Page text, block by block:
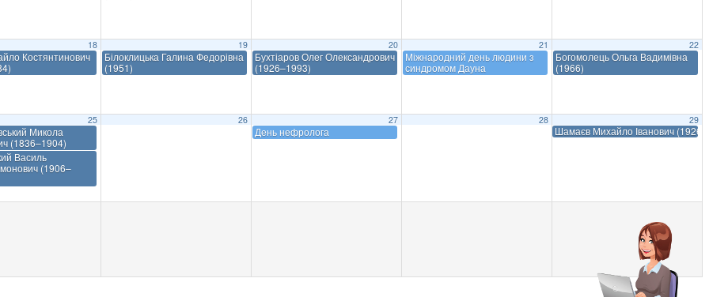
18
Костянтинович
19
Білоклицька Галина Федорівна
(1951)
20
Бухтіаров Олег Олександрович
(1926–1993)
21
Міжнародний день людини з
синдромом Дауна
22
Богомолець Ольга Вадимівна
(1966)
25
Микола
(1836–1904)
Василь
(1906–
26 27
День нефролога
28 29
Шамаєв Михайло Іванович